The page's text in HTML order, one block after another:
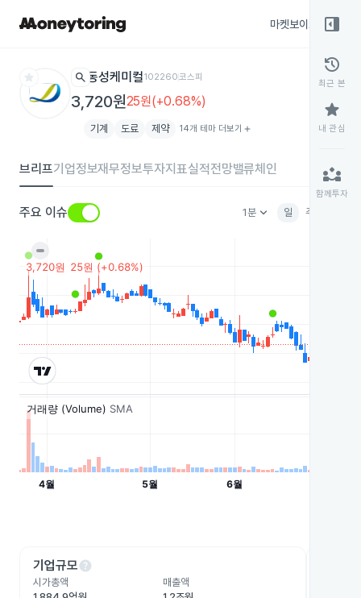
마켓보이스
star search 동성케미컬102260코스피
3,720원25원(+0.68%)
기계 도료 제약 14개 테마 더보기 add
브리프기업정보재무정보투자지표실적전망밸류체인
주요 이슈 1분keyboard_arrow_down 일 주
기업규모help
시가총액
매출액
right_panel_open
history
최근 본
star
내 관심
partner_exchange
함께투자